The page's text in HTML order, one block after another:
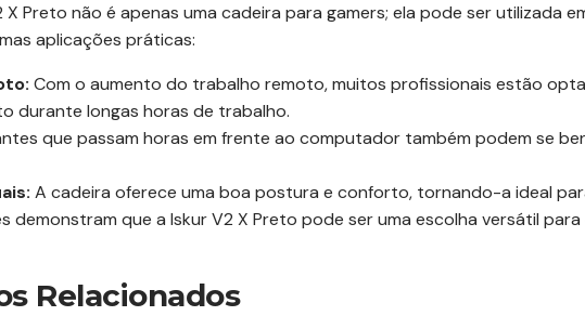
X Preto não é apenas uma cadeira para gamers; ela pode ser utilizada
aplicações práticas:
Com o aumento do trabalho remoto, muitos profissionais estão
durante longas horas de trabalho.
que passam horas em frente ao computador também podem se
A cadeira oferece uma boa postura e conforto, tornando-a ideal
demonstram que a Iskur V2 X Preto pode ser uma escolha versátil
Relacionados